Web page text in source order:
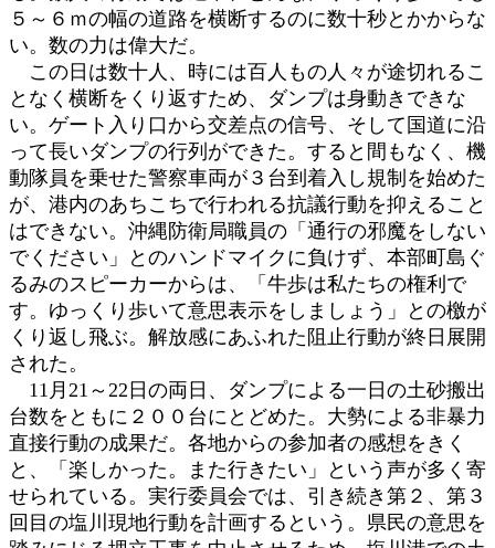
５～６ｍの幅の道路を横断するのに数十秒とかからな
い。数の力は偉大だ。
この日は数十人、時には百人もの人々が途切れるこ
となく横断をくり返すため、ダンプは身動きできな
い。ゲート入り口から交差点の信号、そして国道に沿
って長いダンプの行列ができた。すると間もなく、機
動隊員を乗せた警察車両が３台到着入し規制を始めた
が、港内のあちこちで行われる抗議行動を抑えること
はできない。沖縄防衛局職員の「通行の邪魔をしない
でください」とのハンドマイクに負けず、本部町島ぐ
るみのスピーカーからは、「牛歩は私たちの権利で
す。ゆっくり歩いて意思表示をしましょう」との檄が
くり返し飛ぶ。解放感にあふれた阻止行動が終日展開
された。
11月21～22日の両日、ダンプによる一日の土砂搬出
台数をともに２００台にとどめた。大勢による非暴力
直接行動の成果だ。各地からの参加者の感想をきく
と、「楽しかった。また行きたい」という声が多く寄
せられている。実行委員会では、引き続き第２、第３
回目の塩川現地行動を計画するという。県民の意思を